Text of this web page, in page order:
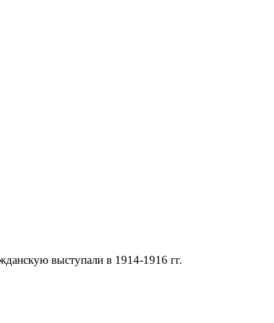
выступали в 1914-1916 гг.